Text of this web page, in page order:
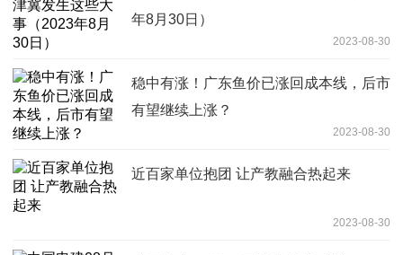
年8月30日）
2023-08-30
稳中有涨！广东鱼价已涨回成本线，后市
有望继续上涨？
2023-08-30
近百家单位抱团 让产教融合热起来
2023-08-30